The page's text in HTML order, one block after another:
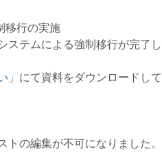
移行の実施
ステムによる強制移行が完了し
」にて資料をダウンロードして
の編集が不可になりました。